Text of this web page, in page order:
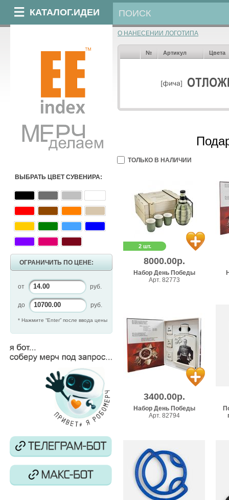
КАТАЛОГ.ИДЕИ
ВЫБРАТЬ ЦВЕТ СУВЕНИРА:
ОГРАНИЧИТЬ ПО ЦЕНЕ:
от руб.
до руб.
* Нажмите “Enter” после ввода цены
О НАНЕСЕНИИ ЛОГОТИПА
№ Артикул Цвета
ТОЛЬКО В НАЛИЧИИ
2 шт.
8000.00р.
Набор День Победы
Арт. 82773
3400.00р.
Набор День Победы
Арт. 82794